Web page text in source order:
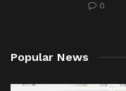
0
Popular News